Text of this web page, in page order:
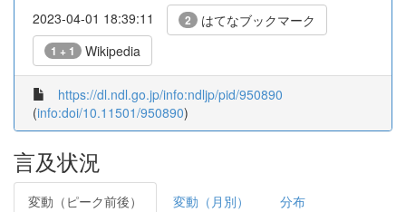
2023-04-01 18:39:11 2 はてなブックマーク
1 + 1 Wikipedia
https://dl.ndl.go.jp/info:ndljp/pid/950890
(info:doi/10.11501/950890)
言及状況
変動（ピーク前後） 変動（月別） 分布